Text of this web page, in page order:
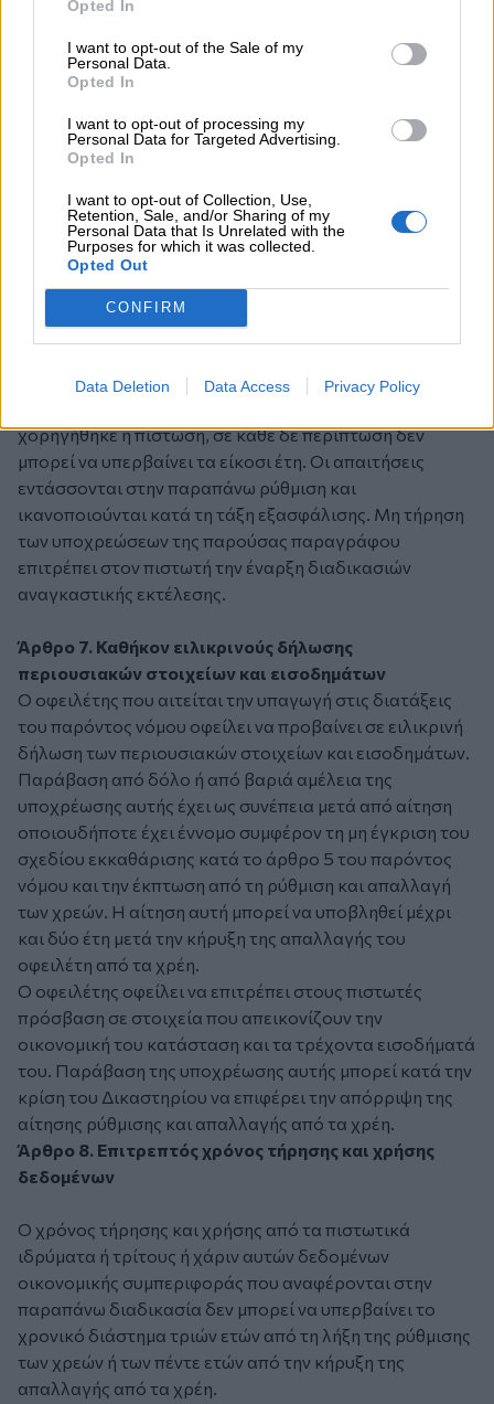
Opted In
I want to opt-out of the Sale of my
Personal Data.
Opted In
I want to opt-out of processing my
Personal Data for Targeted Advertising.
Opted In
I want to opt-out of Collection, Use,
Retention, Sale, and/or Sharing of my
Personal Data that Is Unrelated with the
Purposes for which it was collected.
Opted Out
CONFIRM
Data Deletion Data Access Privacy Policy
κατά την κρίση του δικαστηρίου. Η ρύθμιση μπορεί να
προβλέπει περίοδο χάριτος για όσο διαρκεί η
αποπληρωμή του υπολοίπου των οφειλών σύμφωνα με
την παράγραφο 3 του προηγούμενου άρθρου. Η
εξυπηρέτηση της οφειλής γίνεται με επιτόκιο που δεν
υπερβαίνει αυτό της ενήμερης οφειλής ή το μέσο
επιτόκιο στεγαστικού δανείου με κυμαινόμενο επιτόκιο
που ίσχυε σύμφωνα με το στατιστικό δελτίο της
Τράπεζας της Ελλάδος κατά τον τελευταίο μήνα για τον
οποίο υφίσταται μέτρηση, αναπροσαρμοζόμενο με
επιτόκιο αναφοράς αυτό των Πράξεων Κύριας
Αναχρηματοδότησης της Ευρωπαϊκής Κεντρικής
Τράπεζας. Για τον προσδιορισμό της περιόδου
οριζόμενης συνολικής οφειλής συνυπολογίζεται η
χορηγήθηκε η πίστωση, σε κάθε δε περίπτωση δεν
μπορεί να υπερβαίνει τα είκοσι έτη. Οι απαιτήσεις
εντάσσονται στην παραπάνω ρύθμιση και
ικανοποιούνται κατά τη τάξη εξασφάλισης. Μη τήρηση
των υποχρεώσεων της παρούσας παραγράφου
επιτρέπει στον πιστωτή την έναρξη διαδικασιών
αναγκαστικής εκτέλεσης.
Άρθρο 7. Καθήκον ειλικρινούς δήλωσης
περιουσιακών στοιχείων και εισοδημάτων
Ο οφειλέτης που αιτείται την υπαγωγή στις διατάξεις
του παρόντος νόμου οφείλει να προβαίνει σε ειλικρινή
δήλωση των περιουσιακών στοιχείων και εισοδημάτων.
Παράβαση από δόλο ή από βαριά αμέλεια της
υποχρέωσης αυτής έχει ως συνέπεια μετά από αίτηση
οποιουδήποτε έχει έννομο συμφέρον τη μη έγκριση του
σχεδίου εκκαθάρισης κατά το άρθρο 5 του παρόντος
νόμου και την έκπτωση από τη ρύθμιση και απαλλαγή
των χρεών. Η αίτηση αυτή μπορεί να υποβληθεί μέχρι
και δύο έτη μετά την κήρυξη της απαλλαγής του
οφειλέτη από τα χρέη.
Ο οφειλέτης οφείλει να επιτρέπει στους πιστωτές
πρόσβαση σε στοιχεία που απεικονίζουν την
οικονομική του κατάσταση και τα τρέχοντα εισοδήματά
του. Παράβαση της υποχρέωσης αυτής μπορεί κατά την
κρίση του Δικαστηρίου να επιφέρει την απόρριψη της
αίτησης ρύθμισης και απαλλαγής από τα χρέη.
Άρθρο 8. Επιτρεπτός χρόνος τήρησης και χρήσης
δεδομένων
Ο χρόνος τήρησης και χρήσης από τα πιστωτικά
ιδρύματα ή τρίτους ή χάριν αυτών δεδομένων
οικονομικής συμπεριφοράς που αναφέρονται στην
παραπάνω διαδικασία δεν μπορεί να υπερβαίνει το
χρονικό διάστημα τριών ετών από τη λήξη της ρύθμισης
των χρεών ή των πέντε ετών από την κήρυξη της
απαλλαγής από τα χρέη.